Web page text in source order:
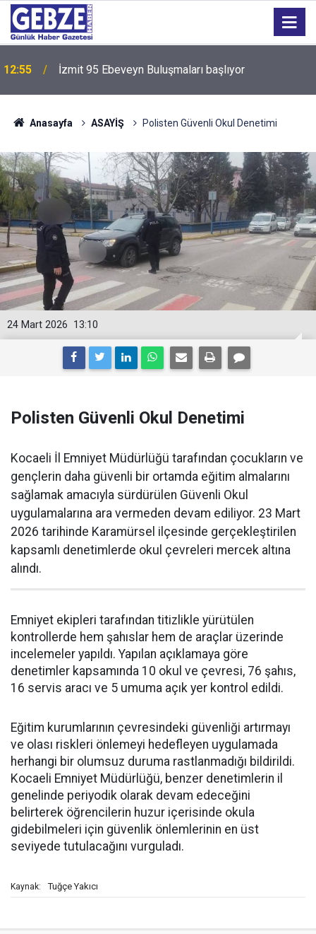
12:55 İzmit 95 Ebeveyn Buluşmaları başlıyor
Anasayfa ASAYİŞ Polisten Güvenli Okul Denetimi
13:10
24 Mart 2026
Polisten Güvenli Okul Denetimi
Kocaeli İl Emniyet Müdürlüğü tarafından çocukların ve
gençlerin daha güvenli bir ortamda eğitim almalarını
sağlamak amacıyla sürdürülen Güvenli Okul
uygulamalarına ara vermeden devam ediliyor. 23 Mart
2026 tarihinde Karamürsel ilçesinde gerçekleştirilen
kapsamlı denetimlerde okul çevreleri mercek altına
alındı.
Emniyet ekipleri tarafından titizlikle yürütülen
kontrollerde hem şahıslar hem de araçlar üzerinde
incelemeler yapıldı. Yapılan açıklamaya göre
denetimler kapsamında 10 okul ve çevresi, 76 şahıs,
16 servis aracı ve 5 umuma açık yer kontrol edildi.
Eğitim kurumlarının çevresindeki güvenliği artırmayı
ve olası riskleri önlemeyi hedefleyen uygulamada
herhangi bir olumsuz duruma rastlanmadığı bildirildi.
Kocaeli Emniyet Müdürlüğü, benzer denetimlerin il
genelinde periyodik olarak devam edeceğini
belirterek öğrencilerin huzur içerisinde okula
gidebilmeleri için güvenlik önlemlerinin en üst
seviyede tutulacağını vurguladı.
Kaynak: Tuğçe Yakıcı